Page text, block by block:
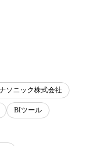
ソニック株式会社
BIツール